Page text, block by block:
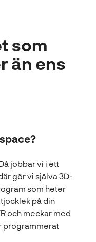
som
än ens
jobbar vi i ett
gör vi själva 3D-
som heter
på din
och meckar med
programmerat